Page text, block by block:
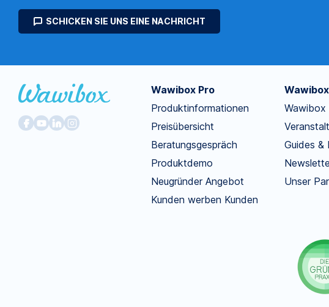
SCHICKEN SIE UNS EINE NACHRICHT
Wawibox Pro
Produktinformationen
Preisübersicht
Beratungsgespräch
Produktdemo
Neugründer Angebot
Kunden werben Kunden
Wawibox
Guides &
Unser